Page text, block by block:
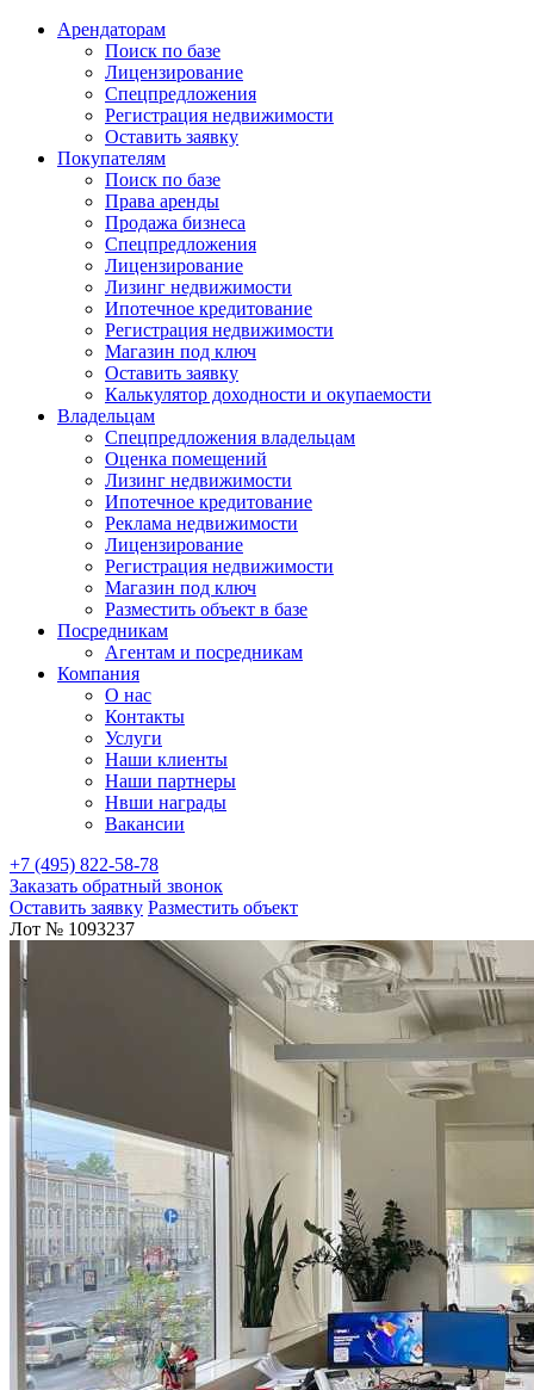
Арендаторам
Поиск по базе
Лицензирование
Спецпредложения
Регистрация недвижимости
Оставить заявку
Покупателям
Поиск по базе
Права аренды
Продажа бизнеса
Спецпредложения
Лицензирование
Лизинг недвижимости
Ипотечное кредитование
Регистрация недвижимости
Магазин под ключ
Оставить заявку
Калькулятор доходности и окупаемости
Владельцам
Спецпредложения владельцам
Оценка помещений
Лизинг недвижимости
Ипотечное кредитование
Реклама недвижимости
Лицензирование
Регистрация недвижимости
Магазин под ключ
Разместить объект в базе
Посредникам
Агентам и посредникам
Компания
О нас
Контакты
Услуги
Наши клиенты
Наши партнеры
Нвши награды
Вакансии
+7 (495) 822-58-78
Заказать обратный звонок
Оставить заявку Разместить объект
Лот № 1093237